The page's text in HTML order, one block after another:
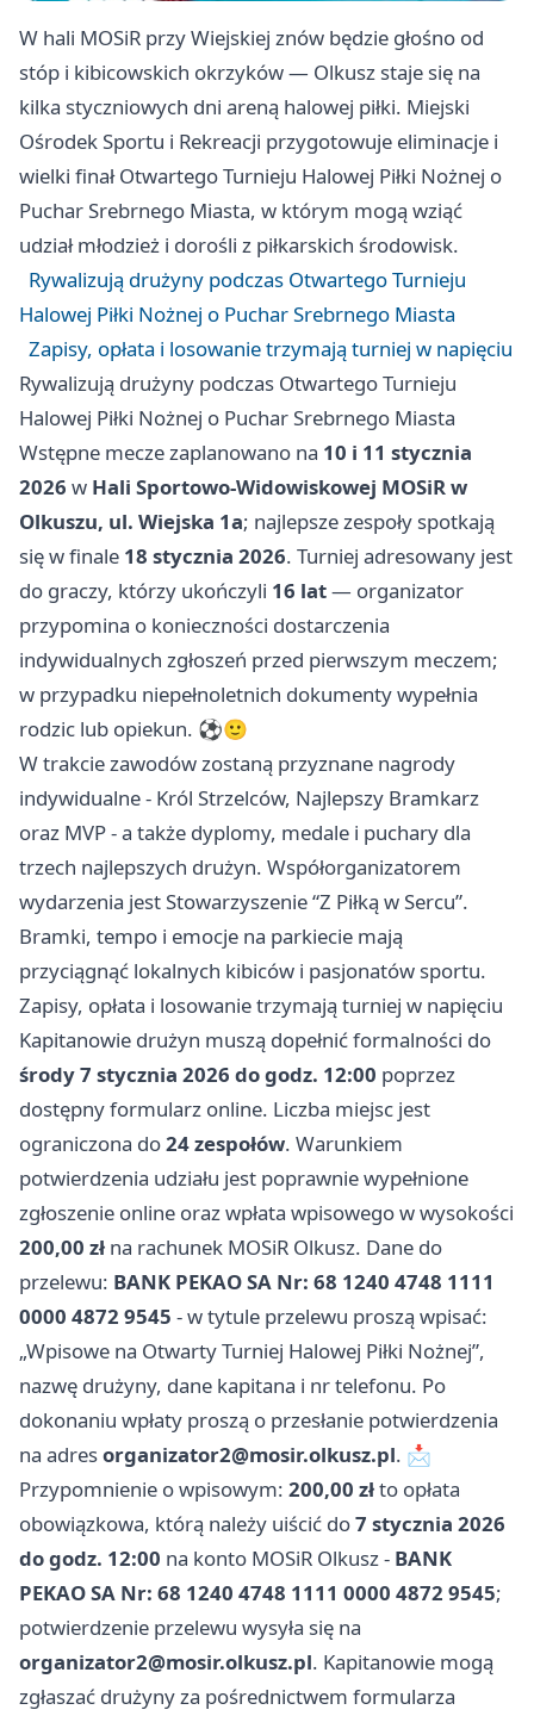
W hali MOSiR przy Wiejskiej znów będzie głośno od
stóp i kibicowskich okrzyków — Olkusz staje się na
kilka styczniowych dni areną halowej piłki. Miejski
Ośrodek Sportu i Rekreacji przygotowuje eliminacje i
wielki finał Otwartego Turnieju Halowej Piłki Nożnej o
Puchar Srebrnego Miasta, w którym mogą wziąć
udział młodzież i dorośli z piłkarskich środowisk.
Rywalizują drużyny podczas Otwartego Turnieju
Halowej Piłki Nożnej o Puchar Srebrnego Miasta
Zapisy, opłata i losowanie trzymają turniej w napięciu
Rywalizują drużyny podczas Otwartego Turnieju
Halowej Piłki Nożnej o Puchar Srebrnego Miasta
Wstępne mecze zaplanowano na 10 i 11 stycznia
2026 w Hali Sportowo-Widowiskowej MOSiR w
Olkuszu, ul. Wiejska 1a; najlepsze zespoły spotkają
się w finale 18 stycznia 2026. Turniej adresowany jest
do graczy, którzy ukończyli 16 lat— organizator
przypomina o konieczności dostarczenia
indywidualnych zgłoszeń przed pierwszym meczem;
w przypadku niepełnoletnich dokumenty wypełnia
rodzic lub opiekun. ⚽🙂
W trakcie zawodów zostaną przyznane nagrody
indywidualne - Król Strzelców, Najlepszy Bramkarz
oraz MVP - a także dyplomy, medale i puchary dla
trzech najlepszych drużyn. Współorganizatorem
wydarzenia jest Stowarzyszenie “Z Piłką w Sercu”.
Bramki, tempo i emocje na parkiecie mają
przyciągnąć lokalnych kibiców i pasjonatów sportu.
Zapisy, opłata i losowanie trzymają turniej w napięciu
Kapitanowie drużyn muszą dopełnić formalności do
środy 7 stycznia 2026 do godz. 12:00 poprzez
dostępny formularz online. Liczba miejsc jest
ograniczona do24 zespołów. Warunkiem
potwierdzenia udziału jest poprawnie wypełnione
zgłoszenie online oraz wpłata wpisowego w wysokości
200,00 zł na rachunek MOSiR Olkusz. Dane do
przelewu: BANK PEKAO SA Nr: 68 1240 4748 1111
0000 4872 9545 - w tytule przelewu proszą wpisać:
„Wpisowe na Otwarty Turniej Halowej Piłki Nożnej”,
nazwę drużyny, dane kapitana i nr telefonu. Po
dokonaniu wpłaty proszą o przesłanie potwierdzenia
na adresorganizator2@mosir.olkusz.pl. 📩
Przypomnienie o wpisowym: 200,00 złto opłata
obowiązkowa, którą należy uiścić do7 stycznia 2026
do godz. 12:00 na konto MOSiR Olkusz - BANK
PEKAO SA Nr: 68 1240 4748 1111 0000 4872 9545;
potwierdzenie przelewu wysyła się na
organizator2@mosir.olkusz.pl. Kapitanowie mogą
zgłaszać drużyny za pośrednictwem formularza